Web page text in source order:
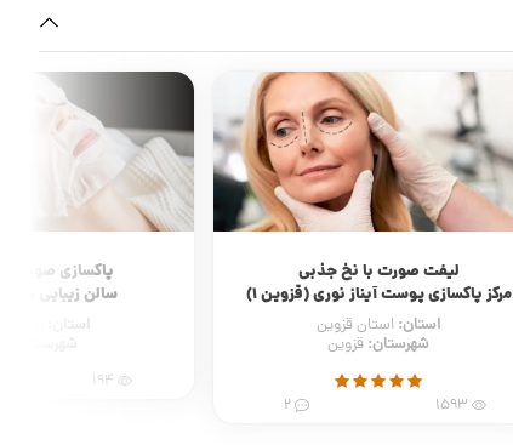
لیفت صورت با نخ جذبی
مرکز پاکسازی پوست آیناز نوری (قزوین 1)
استان:استان قزوین
شهرستان: قزوین
2
پاکسازی صورت
سالن زیبایی
استان: